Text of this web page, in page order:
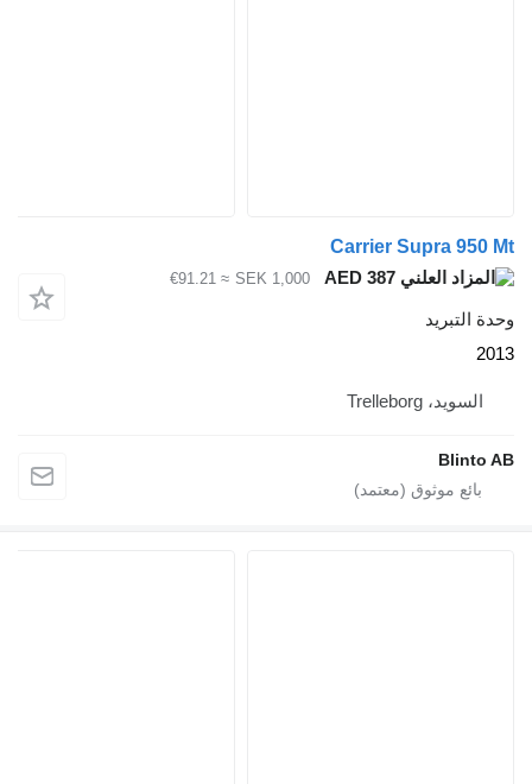
Carrier Supra
AED 387
SEK 1,000
≈ €91.21